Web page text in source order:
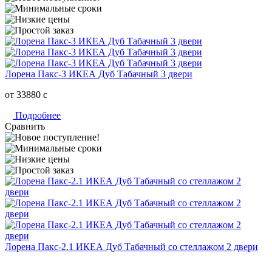
Лорена Пакс-3 ИКЕА Дуб Табачный 3 двери
от 33880 c
Подробнее
Сравнить
Лорена Пакс-2.1 ИКЕА Дуб Табачный со стеллажом 2 двери